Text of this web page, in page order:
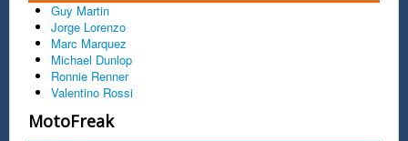
Guy Martin
Jorge Lorenzo
Marc Marquez
Michael Dunlop
Ronnie Renner
Valentino Rossi
MotoFreak